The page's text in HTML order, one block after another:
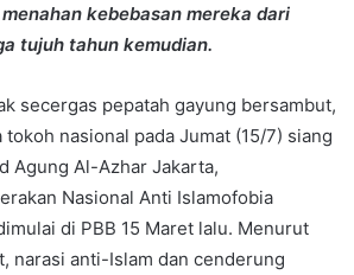
kebebasan mereka dari
tujuh tahun kemudian.
secergas pepatah gayung bersambut,
tokoh nasional pada Jumat (15/7) siang
Agung Al-Azhar Jakarta,
Nasional Anti Islamofobia
di PBB 15 Maret lalu. Menurut
narasi anti-Islam dan cenderung